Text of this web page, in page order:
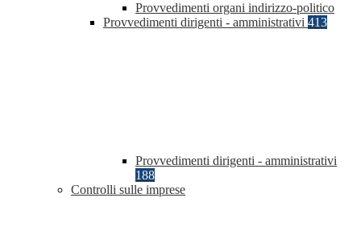
Provvedimenti organi indirizzo-politico
Provvedimenti dirigenti - amministrativi 413
Provvedimenti dirigenti - amministrativi
188
Controlli sulle imprese